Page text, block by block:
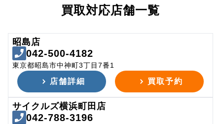
買取対応店舗一覧
昭島店
042-500-4182
東京都昭島市中神町3丁目7番1
店舗詳細 買取予約
サイクルズ横浜町田店
042-788-3196